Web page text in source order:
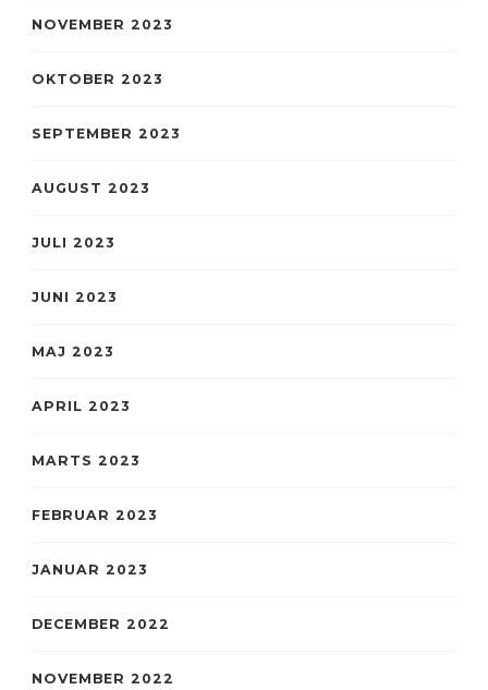
NOVEMBER 2023
OKTOBER 2023
SEPTEMBER 2023
AUGUST 2023
JULI 2023
JUNI 2023
MAJ 2023
APRIL 2023
MARTS 2023
FEBRUAR 2023
JANUAR 2023
DECEMBER 2022
NOVEMBER 2022